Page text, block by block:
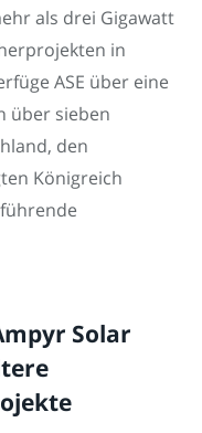
als drei Gigawatt
in
ASE über eine
über sieben
den
Königreich
Solar